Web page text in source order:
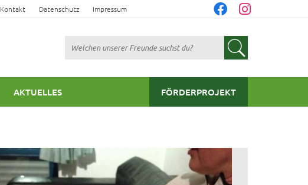
Kontakt Datenschutz Impressum
Suchen
AKTUELLES FÖRDERPROJEKT